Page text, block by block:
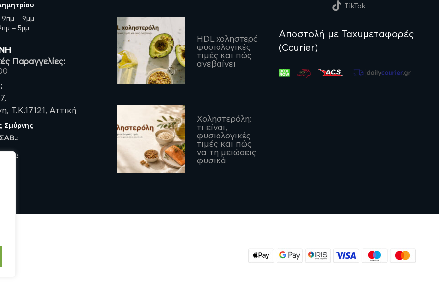
9πμ – 9μμ
– 5μμ
Παραγγελίες:
Τ.Κ.17121, Αττική
Σμύρνης
HDL χοληστερόλη:
φυσιολογικές
τιμές και πώς
ανεβαίνει
Χοληστερόλη:
τι είναι,
φυσιολογικές
τιμές και πώς
να τη μειώσεις
φυσικά
TikTok
Αποστολή με Ταχυμεταφορές
(Courier)